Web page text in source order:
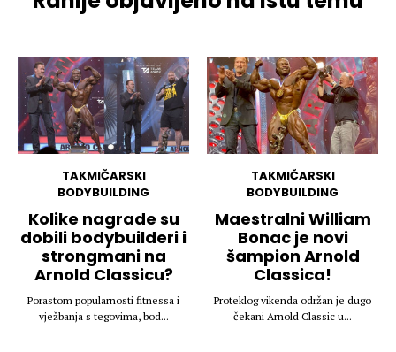
TAKMIČARSKI
BODYBUILDING
Kolike nagrade su
dobili bodybuilderi i
strongmani na
Arnold Classicu?
Porastom popularnosti fitnessa i
vježbanja s tegovima, bod...
TAKMIČARSKI
BODYBUILDING
Maestralni William
Bonac je novi
šampion Arnold
Classica!
Proteklog vikenda održan je dugo
čekani Arnold Classic u...